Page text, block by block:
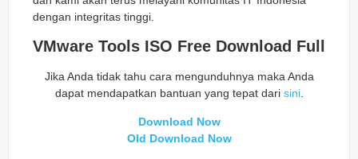
dengan integritas tinggi.
VMware Tools ISO Free Download Full
Jika Anda tidak tahu cara mengunduhnya maka Anda
dapat mendapatkan bantuan yang tepat dari sini.
Download Now
Old Download Now